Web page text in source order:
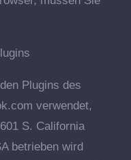
Plugins des
verwendet,
S. California
betrieben wird